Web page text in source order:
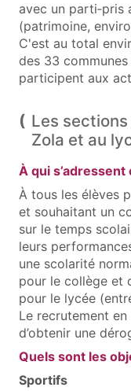
avec un parti‑pris
(patrimoine,
C'est au total
des 33
participent aux
Les
Zola et au
À qui
À tous les élèves
et souhaitant un
sur le temps
leurs
une scolarité
pour le collège et
pour le lycée
Le recrutement
d’obtenir une
Quels sont les
Sportifs